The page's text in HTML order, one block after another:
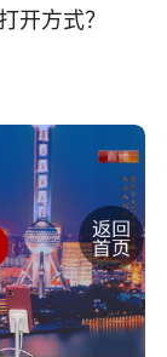
开方式？